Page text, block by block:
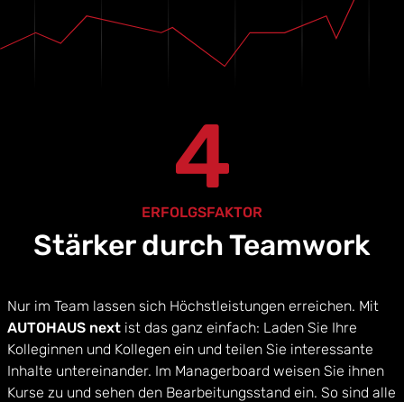
4
ERFOLGSFAKTOR
Stärker durch Teamwork
Nur im Team lassen sich Höchstleistungen erreichen. Mit
AUTOHAUS next ist das ganz einfach: Laden Sie Ihre
Kolleginnen und Kollegen ein und teilen Sie interessante
Inhalte untereinander. Im Managerboard weisen Sie ihnen
Kurse zu und sehen den Bearbeitungsstand ein. So sind alle